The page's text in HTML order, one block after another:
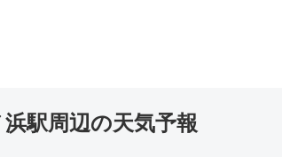
浜駅周辺の天気予報